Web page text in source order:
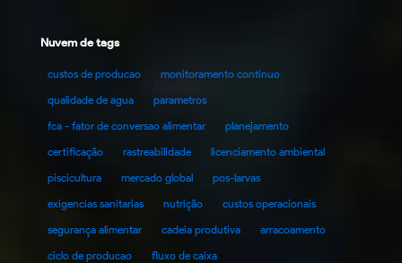
Nuvem de tags
custos de producao
monitoramento continuo
qualidade de agua
parametros
fca - fator de conversao alimentar
planejamento
certificação
rastreabilidade
licenciamento ambiental
piscicultura
mercado global
pos-larvas
exigencias sanitarias
nutrição
custos operacionais
segurança alimentar
cadeia produtiva
arracoamento
ciclo de producao
fluxo de caixa